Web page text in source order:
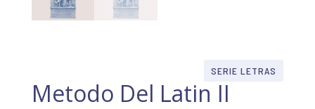
SERIE LETRAS
Metodo Del Latin II